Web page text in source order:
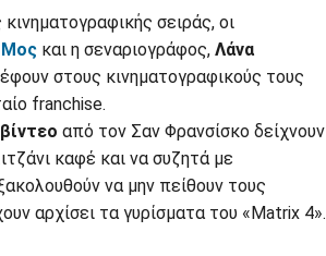
σειράς, οι
Μοςκαι η σεναριογράφος, Λάνα
στους κινηματογραφικούς τους
franchise.
από τον Σαν Φρανσίσκο δείχνουν
καφέ και να συζητά με
να μην πείθουν τους
αρχίσει τα γυρίσματα του «Matrix 4».